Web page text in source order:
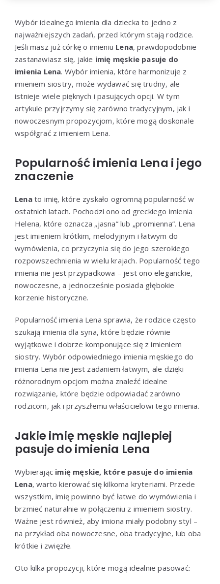
Wybór idealnego imienia dla dziecka to jedno z
najważniejszych zadań, przed którym stają rodzice.
Jeśli masz już córkę o imieniu Lena, prawdopodobnie
zastanawiasz się, jakie imię męskie pasuje do
imienia Lena. Wybór imienia, które harmonizuje z
imieniem siostry, może wydawać się trudny, ale
istnieje wiele pięknych i pasujących opcji. W tym
artykule przyjrzymy się zarówno tradycyjnym, jak i
nowoczesnym propozycjom, które mogą doskonale
współgrać z imieniem Lena.
Popularność imienia Lena i jego
znaczenie
Lenato imię, które zyskało ogromną popularność w
ostatnich latach. Pochodzi ono od greckiego imienia
Helena, które oznacza „jasna” lub „promienna”. Lena
jest imieniem krótkim, melodyjnym i łatwym do
wymówienia, co przyczynia się do jego szerokiego
rozpowszechnienia w wielu krajach. Popularność tego
imienia nie jest przypadkowa – jest ono eleganckie,
nowoczesne, a jednocześnie posiada głębokie
korzenie historyczne.
Popularność imienia Lena sprawia, że rodzice często
szukają imienia dla syna, które będzie równie
wyjątkowe i dobrze komponujące się z imieniem
siostry. Wybór odpowiedniego imienia męskiego do
imienia Lena nie jest zadaniem łatwym, ale dzięki
różnorodnym opcjom można znaleźć idealne
rozwiązanie, które będzie odpowiadać zarówno
rodzicom, jak i przyszłemu właścicielowi tego imienia.
Jakie imię męskie najlepiej
pasuje do imienia Lena
Wybierając imię męskie, które pasuje do imienia
Lena, warto kierować się kilkoma kryteriami. Przede
wszystkim, imię powinno być łatwe do wymówienia i
brzmieć naturalnie w połączeniu z imieniem siostry.
Ważne jest również, aby imiona miały podobny styl –
na przykład oba nowoczesne, oba tradycyjne, lub oba
krótkie i zwięzłe.
Oto kilka propozycji, które mogą idealnie pasować: